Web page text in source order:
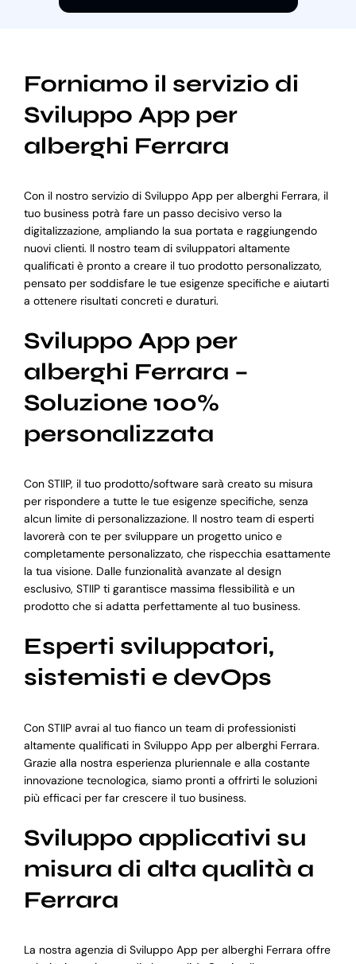
Forniamo il servizio di
Sviluppo App per
alberghi Ferrara
Con il nostro servizio di Sviluppo App per alberghi Ferrara, il
tuo business potrà fare un passo decisivo verso la
digitalizzazione, ampliando la sua portata e raggiungendo
nuovi clienti. Il nostro team di sviluppatori altamente
qualificati è pronto a creare il tuo prodotto personalizzato,
pensato per soddisfare le tue esigenze specifiche e aiutarti
a ottenere risultati concreti e duraturi.
Sviluppo App per
alberghi Ferrara –
Soluzione 100%
personalizzata
Con STIIP, il tuo prodotto/software sarà creato su misura
per rispondere a tutte le tue esigenze specifiche, senza
alcun limite di personalizzazione. Il nostro team di esperti
lavorerà con te per sviluppare un progetto unico e
completamente personalizzato, che rispecchia esattamente
la tua visione. Dalle funzionalità avanzate al design
esclusivo, STIIP ti garantisce massima flessibilità e un
prodotto che si adatta perfettamente al tuo business.
Esperti sviluppatori,
sistemisti e devOps
Con STIIP avrai al tuo fianco un team di professionisti
altamente qualificati in Sviluppo App per alberghi Ferrara.
Grazie alla nostra esperienza pluriennale e alla costante
innovazione tecnologica, siamo pronti a offrirti le soluzioni
più efficaci per far crescere il tuo business.
Sviluppo applicativi su
misura di alta qualità a
Ferrara
La nostra agenzia di Sviluppo App per alberghi Ferrara offre